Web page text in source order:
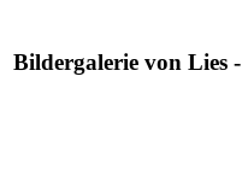
Bildergalerie von Lies